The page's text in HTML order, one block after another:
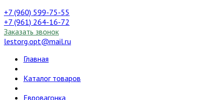
+7 (960) 599-75-55
+7 (961) 264-16-72
Заказать звонок
lestorg.opt@mail.ru
Главная
Каталог товаров
Евровагонка